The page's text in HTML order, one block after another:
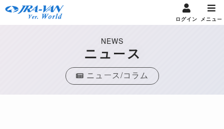
ログイン メニュー
NEWS
ニュース
ニュース/コラム